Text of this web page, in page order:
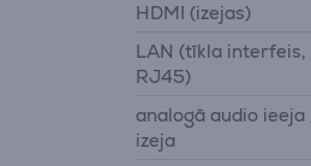
HDMI (izejas)
LAN (tīkla interfeis,
RJ45)
analogā audio ieeja
izeja